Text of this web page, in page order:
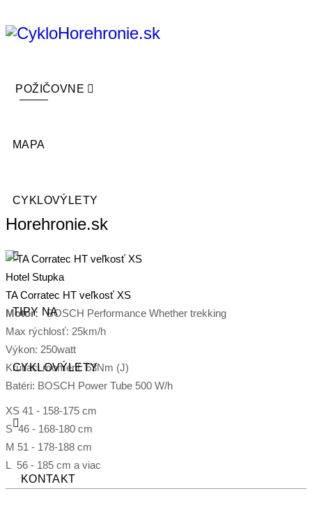
POŽIČOVNE
MAPA
CYKLOVÝLETY
TIPY NA
CYKLOVÝLETY
KONTAKT
Horehronie.sk
Hotel Stupka
TA Corratec HT veľkosť XS
Motor: BOSCH Performance Whether trekking
Max rýchlosť: 25km/h
Výkon: 250watt
Krútiaci moment: 63Nm (J)
Batéri: BOSCH Power Tube 500 W/h
XS 41 - 158-175 cm
S 46 - 168-180 cm
M 51 - 178-188 cm
L 56 - 185 cm a viac